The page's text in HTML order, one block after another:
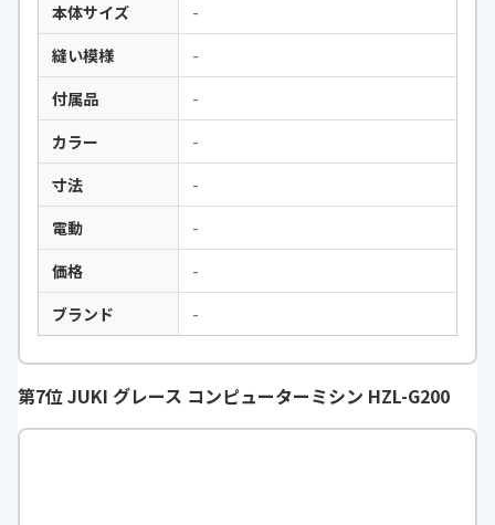
本体サイズ
-
縫い模様
-
付属品
-
カラー
-
寸法
-
電動
-
価格
-
ブランド
-
第7位 JUKI グレース コンピューターミシン HZL-G200